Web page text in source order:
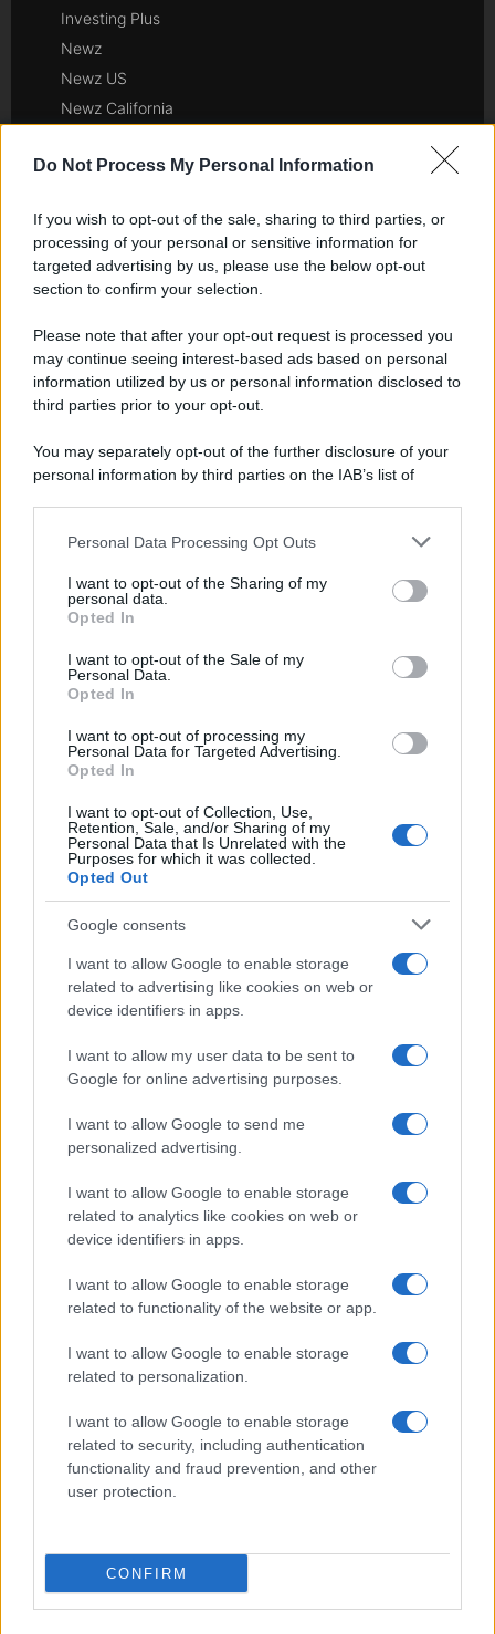
Do Not Process My Personal Information
If you wish to opt-out of the sale, sharing to third parties, or
processing of your personal or sensitive information for
targeted advertising by us, please use the below opt-out
section to confirm your selection.
Please note that after your opt-out request is processed you
may continue seeing interest-based ads based on personal
information utilized by us or personal information disclosed to
third parties prior to your opt-out.
You may separately opt-out of the further disclosure of your
personal information by third parties on the IAB’s list of
This information may also be disclosed by us to third parties
disclose it to other third parties.
Please note that this website/app uses one or more Google
services and may gather and store information including but
not limited to your visit or usage behaviour. You may click to
grant or deny consent to Google and its third-party tags to
consent section.
Personal Data Processing Opt Outs
I want to opt-out of the Sharing of my
personal data.
Opted In
I want to opt-out of the Sale of my
Personal Data.
Opted In
I want to opt-out of processing my
Personal Data for Targeted Advertising.
Opted In
I want to opt-out of Collection, Use,
Retention, Sale, and/or Sharing of my
Personal Data that Is Unrelated with the
Purposes for which it was collected.
Opted Out
Google consents
I want to allow Google to enable storage
related to advertising like cookies on web or
device identifiers in apps.
I want to allow my user data to be sent to
Google for online advertising purposes.
I want to allow Google to send me
personalized advertising.
I want to allow Google to enable storage
related to analytics like cookies on web or
device identifiers in apps.
I want to allow Google to enable storage
related to functionality of the website or app.
I want to allow Google to enable storage
related to personalization.
I want to allow Google to enable storage
related to security, including authentication
functionality and fraud prevention, and other
user protection.
CONFIRM
Investing Plus
Newz
Newz US
Newz California
Newz Florida
Newz Pennsylvania
Newz Illinois
Newz Ohio
Hig Tech Mag
Scoop Mag
Lgbtqia News
Day Travel 365
Francia
InvestirMag
Germania
Investieren24
UK
News Hub UK
Lgbtq News
Olanda
NL Newz